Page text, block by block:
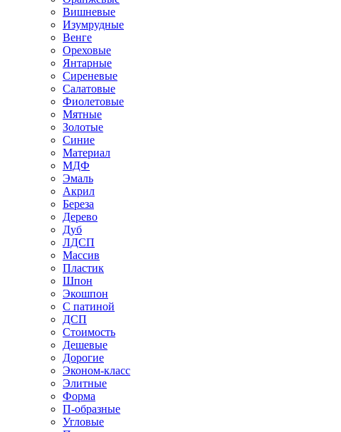
Вишневые
Изумрудные
Венге
Ореховые
Янтарные
Сиреневые
Салатовые
Фиолетовые
Мятные
Золотые
Синие
Материал
МДФ
Эмаль
Акрил
Береза
Дерево
Дуб
ЛДСП
Массив
Пластик
Шпон
Экошпон
С патиной
ДСП
Стоимость
Дешевые
Дорогие
Эконом-класс
Элитные
Форма
П-образные
Угловые